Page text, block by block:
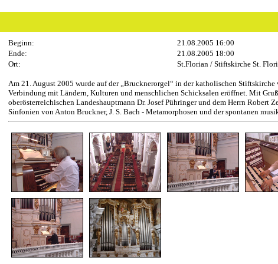
Beginn:
21.08.2005 16:00
Ende:
21.08.2005 18:00
Ort:
St.Florian / Stiftskirche St.
Am 21. August 2005 wurde auf der „Brucknerorgel“ in der katholischen
Verbindung mit Ländern, Kulturen und menschlichen Schicksalen eröffnet. Mit
oberösterreichischen Landeshauptmann Dr. Josef Pühringer und dem Herrn
Sinfonien von Anton Bruckner, J. S. Bach - Metamorphosen und der spontanen